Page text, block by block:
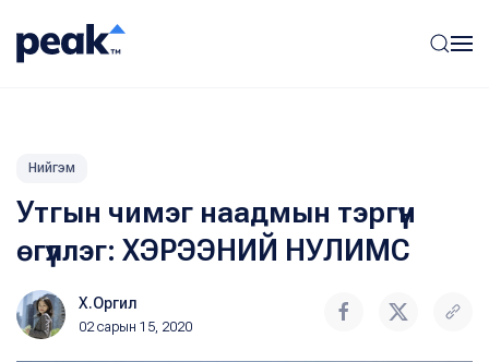
Нийгэм
Утгын чимэг наадмын тэргүүн
өгүүллэг: ХЭРЭЭНИЙ НУЛИМС
Х.Оргил
02 сарын 15, 2020